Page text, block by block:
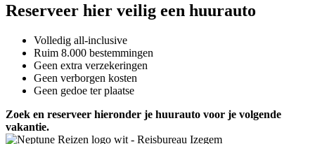
Reserveer hier veilig een huurauto
Volledig all-inclusive
Ruim 8.000 bestemmingen
Geen extra verzekeringen
Geen verborgen kosten
Geen gedoe ter plaatse
Zoek en reserveer hieronder je huurauto voor je volgende
vakantie.